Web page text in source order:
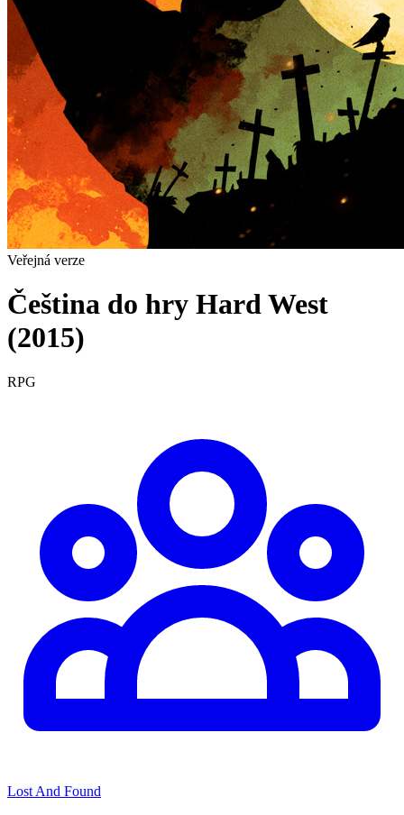
Veřejná verze
Čeština do hry Hard West
(2015)
RPG
Lost And Found